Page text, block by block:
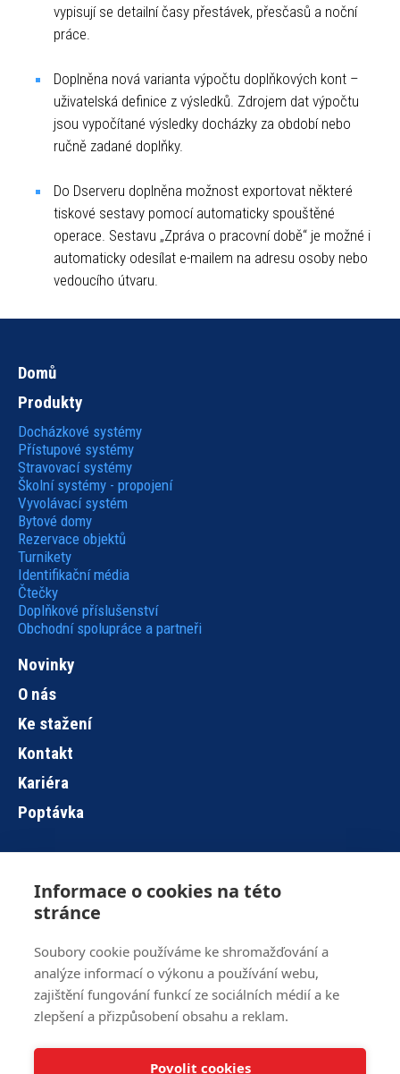
Informace o cookies na této
stránce
Soubory cookie používáme ke shromažďování a
analýze informací o výkonu a používání webu,
zajištění fungování funkcí ze sociálních médií a ke
zlepšení a přizpůsobení obsahu a reklam.
Povolit cookies
vypisují se detailní časy přestávek, přesčasů a noční
práce.
Doplněna nová varianta výpočtu doplňkových kont –
uživatelská definice z výsledků. Zdrojem dat výpočtu
jsou vypočítané výsledky docházky za období nebo
ručně zadané doplňky.
Do Dserveru doplněna možnost exportovat některé
tiskové sestavy pomocí automaticky spouštěné
operace. Sestavu „Zpráva o pracovní době“ je možné i
automaticky odesílat e-mailem na adresu osoby nebo
vedoucího útvaru.
Hlavní
navigace
Domů
Produkty
Docházkové systémy
Přístupové systémy
Stravovací systémy
Školní systémy - propojení
Vyvolávací systém
Bytové domy
Rezervace objektů
Turnikety
Identifikační média
Čtečky
Doplňkové příslušenství
Obchodní spolupráce a partneři
Novinky
O nás
Ke stažení
Kontakt
Kariéra
Poptávka
Hlavní
Brno
+420 515 919 840
Jihlava +420 567 586 104
info@z-ware.cz
Veškerá práva vyhrazena © 2016 – 2024 Z-WARE